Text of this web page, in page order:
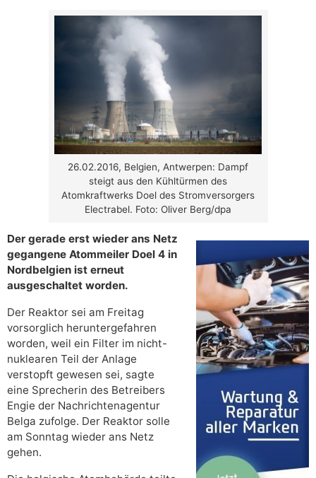
26.02.2016, Belgien, Antwerpen: Dampf
steigt aus den Kühltürmen des
Atomkraftwerks Doel des Stromversorgers
Electrabel. Foto: Oliver Berg/dpa
Der gerade erst wieder ans Netz
gegangene Atommeiler Doel 4 in
Nordbelgien ist erneut
ausgeschaltet worden.
Der Reaktor sei am Freitag
vorsorglich heruntergefahren
worden, weil ein Filter im nicht-
nuklearen Teil der Anlage
verstopft gewesen sei, sagte
eine Sprecherin des Betreibers
Engie der Nachrichtenagentur
Belga zufolge. Der Reaktor solle
am Sonntag wieder ans Netz
gehen.